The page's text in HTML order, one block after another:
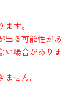
す。
出る可能性があ
い場合がありま
せん。